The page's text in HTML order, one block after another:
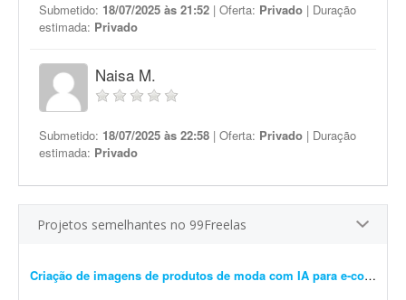
Submetido: 18/07/2025 às 21:52 | Oferta: Privado | Duração
estimada: Privado
Naisa M.
Submetido: 18/07/2025 às 22:58 | Oferta: Privado | Duração
estimada: Privado
Projetos semelhantes no 99Freelas
Criação de imagens de produtos de moda com IA para e-commerce